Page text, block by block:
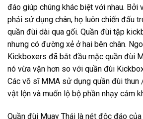
đáo giúp chúng khác biệt với nhau. Bởi
phải sử dụng chân, họ luôn chiến đấu
quần đùi dài qua gối. Quần đùi tập
nhưng có đường xẻ ở hai bên chân.
Kickboxers đã bắt đầu mặc quần đùi
nó vừa vặn hơn so với quần đùi
Các võ sĩ MMA sử dụng quần đùi thun
vật lộn và muốn lộ bộ phần nhạy cảm
Quần đùi Muay Thái là nét độc đáo